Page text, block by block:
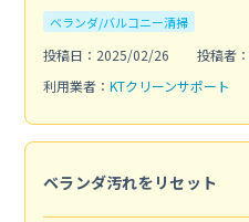
ベランダ/バルコニー清掃
投稿日：2025/02/26
投稿者
利用業者： KTクリーンサポート
ベランダ汚れをリセット